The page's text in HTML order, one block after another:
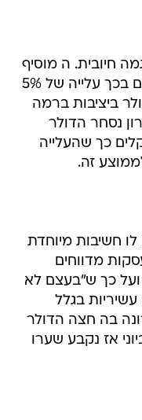
חיובית. ה מוסיף
0.8% לרמה של 4 שקלים ומשלים בכך עלייה של 5%
ביציבות ברמה
נסחר הדולר
בטווח של 3.86-3.97 שקלים כך שהעלייה
זה.
חשיבות מיוחדת
מדווחים
ועל כך ש"בעצם לא
בגלל
בה חצה הדולר
רמת 4 השקלים היתה ב-8 ביוני אז נקבע שערו